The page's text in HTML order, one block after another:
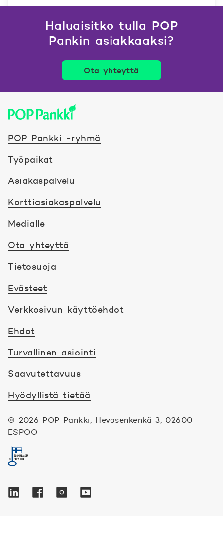
Haluaisitko tulla POP
Pankin asiakkaaksi?
Ota yhteyttä
POP Pankki -ryhmä
Työpaikat
Asiakaspalvelu
Korttiasiakaspalvelu
Medialle
Ota yhteyttä
Tietosuoja
Evästeet
Verkkosivun käyttöehdot
Ehdot
Turvallinen asiointi
Saavutettavuus
Hyödyllistä tietää
© 2026 POP Pankki, Hevosenkenkä 3, 02600
ESPOO
Seuraa meitä sosiaalisessa mediassa